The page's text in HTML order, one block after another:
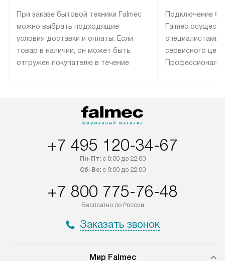
При заказе бытовой техники Falmec
можно выбрать подходящие
условия доставки и оплаты. Если
товар в наличии, он может быть
отгружен покупателю в течение
оплачивается дополнительно.
Возможна доставка товаров по
Подключение
Falmec
специалистами
сервисного
+7 495 120-34-67
Пн-Пт:с 8:00 до 22:00
Сб-Вс:с 9:00 до 22:00
+7 800 775-76-48
Бесплатно по России
Заказать звонок
Мир Falmec